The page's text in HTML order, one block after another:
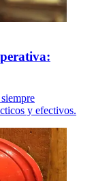
y efectivos.